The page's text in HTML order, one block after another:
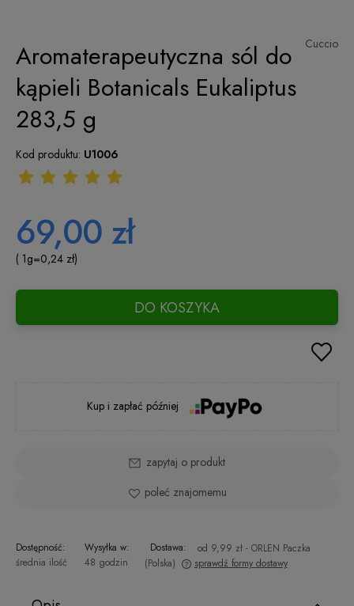
Cuccio
Aromaterapeutyczna sól do
kąpieli Botanicals Eukaliptus
283,5 g
Kod produktu: U1006
69,00 zł
( 1g=0,24 zł)
DO KOSZYKA
Kup i zapłać później
zapytaj o produkt
poleć znajomemu
Dostępność:
średnia ilość
Wysyłka w:
48 godzin
Dostawa: od 9,99 zł - ORLEN Paczka
(Polska)
sprawdź formy dostawy